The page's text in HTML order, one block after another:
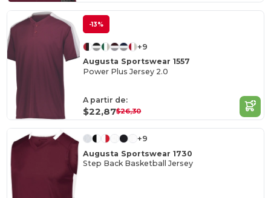
-13%
+9
Augusta Sportswear 1557
Power Plus Jersey 2.0
A partir de:
$22,87$26,30
+9
Augusta Sportswear 1730
Step Back Basketball Jersey